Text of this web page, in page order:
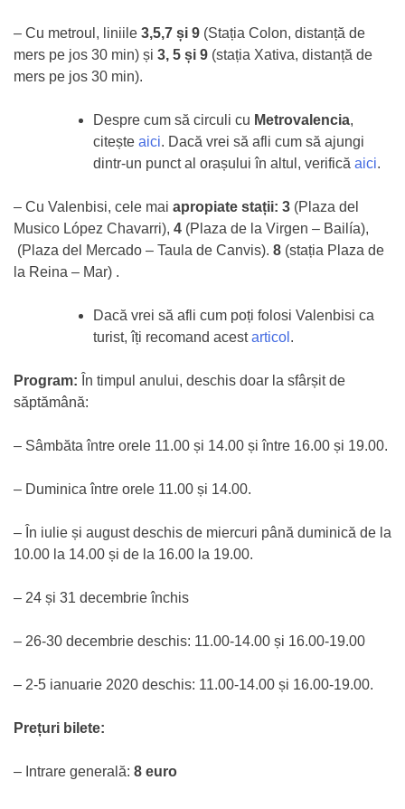
– Cu metroul, liniile 3,5,7 și 9 (Stația Colon, distanță de
mers pe jos 30 min) și 3, 5 și 9 (stația Xativa, distanță de
mers pe jos 30 min).
Despre cum să circuli cu Metrovalencia,
citește aici. Dacă vrei să afli cum să ajungi
dintr-un punct al orașului în altul, verifică aici.
– Cu Valenbisi, cele mai apropiate stații: 3 (Plaza del
Musico López Chavarri), 4 (Plaza de la Virgen – Bailía),
(Plaza del Mercado – Taula de Canvis). 8 (stația Plaza de
la Reina – Mar) .
Dacă vrei să afli cum poți folosi Valenbisi ca
turist, îți recomand acestarticol .
Program: În timpul anului, deschis doar la sfârșit de
săptămână:
– Sâmbăta între orele 11.00 și 14.00 și între 16.00 și 19.00.
– Duminica între orele 11.00 și 14.00.
– În iulie și august deschis de miercuri până duminică de la
10.00 la 14.00 și de la 16.00 la 19.00.
– 24 și 31 decembrie închis
– 26-30 decembrie deschis: 11.00-14.00 și 16.00-19.00
– 2-5 ianuarie 2020 deschis: 11.00-14.00 și 16.00-19.00.
Prețuri bilete:
– Intrare generală: 8 euro